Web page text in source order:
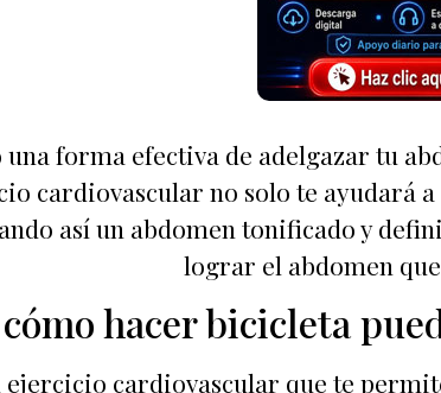
una forma efectiva de adelgazar tu
cardiovascular no solo te ayudará
así un abdomen tonificado y
lograr el abdomen
cómo hacer bicicleta
cardiovascular que te